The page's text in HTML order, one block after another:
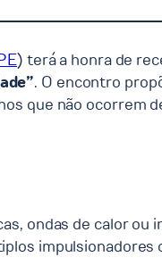
) terá a honra de
. O encontro
que não ocorrem
ondas de calor ou